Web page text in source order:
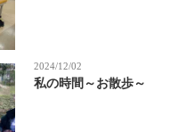
2024/12/02
私の時間～お散歩～